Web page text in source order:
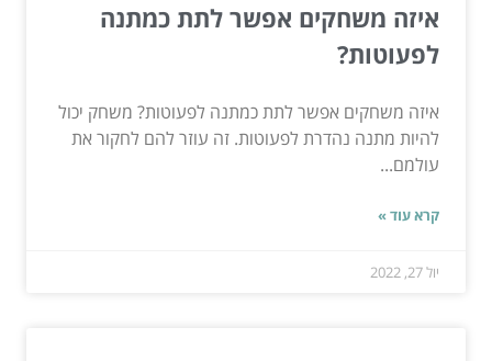
איזה משחקים אפשר לתת כמתנה
לפעוטות?
איזה משחקים אפשר לתת כמתנה לפעוטות? משחק יכול
להיות מתנה נהדרת לפעוטות. זה עוזר להם לחקור את
עולמם...
קרא עוד »
יול 27, 2022